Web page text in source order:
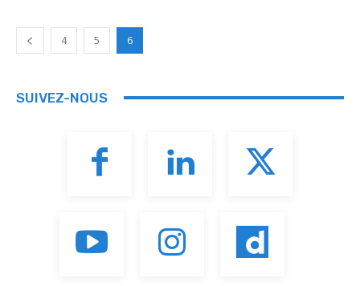
4 5 6
SUIVEZ-NOUS